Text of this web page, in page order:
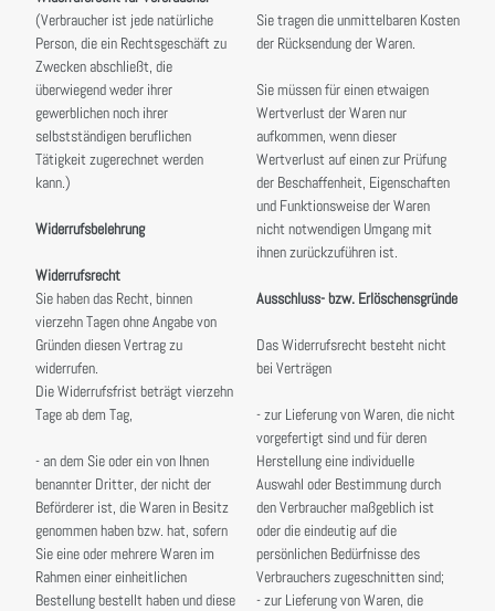
(Verbraucher ist jede natürliche
Person, die ein Rechtsgeschäft zu
Zwecken abschließt, die
überwiegend weder ihrer
gewerblichen noch ihrer
selbstständigen beruflichen
Tätigkeit zugerechnet werden
kann.)
Widerrufsbelehrung
Widerrufsrecht
Sie haben das Recht, binnen
vierzehn Tagen ohne Angabe von
Gründen diesen Vertrag zu
widerrufen.
Die Widerrufsfrist beträgt vierzehn
Tage ab dem Tag,
- an dem Sie oder ein von Ihnen
benannter Dritter, der nicht der
Beförderer ist, die Waren in Besitz
genommen haben bzw. hat, sofern
Sie eine oder mehrere Waren im
Rahmen einer einheitlichen
Bestellung bestellt haben und diese
Sie tragen die unmittelbaren Kosten
der Rücksendung der Waren.
Sie müssen für einen etwaigen
Wertverlust der Waren nur
aufkommen, wenn dieser
Wertverlust auf einen zur Prüfung
der Beschaffenheit, Eigenschaften
und Funktionsweise der Waren
nicht notwendigen Umgang mit
ihnen zurückzuführen ist.
Ausschluss- bzw. Erlöschensgründe
Das Widerrufsrecht besteht nicht
bei Verträgen
- zur Lieferung von Waren, die nicht
vorgefertigt sind und für deren
Herstellung eine individuelle
Auswahl oder Bestimmung durch
den Verbraucher maßgeblich ist
oder die eindeutig auf die
persönlichen Bedürfnisse des
Verbrauchers zugeschnitten sind;
- zur Lieferung von Waren, die